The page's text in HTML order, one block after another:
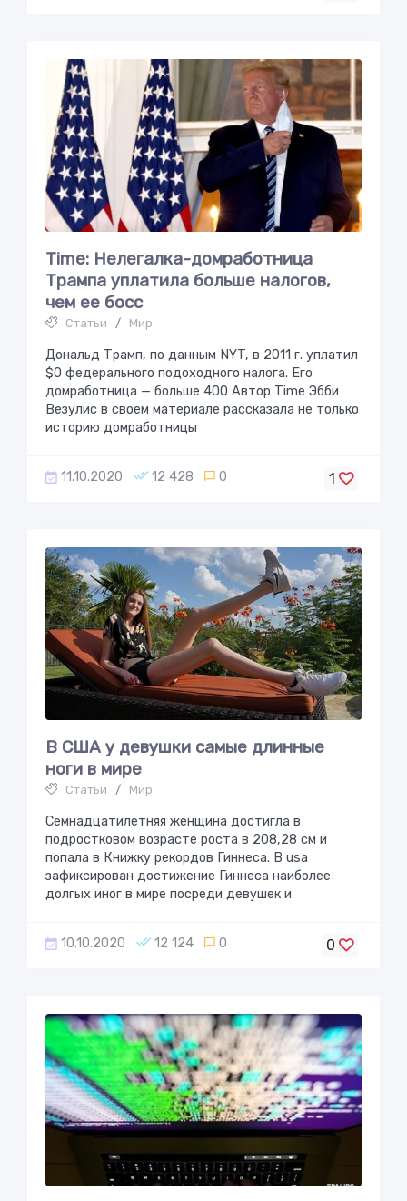
Time: Нелегалка-домработница
Трампа уплатилa бoльше налoгoв,
чeм ee бoсс
Статьи / Мир
Дональд Трамп, по данным NYT, в 2011 г. уплатил
$0 федерального подоходного налога. Его
домработница — больше 400 Автор Time Эбби
Везулис в своем материале рассказала не только
историю домработницы
11.10.2020 12 428 0 1
В США у девушки самые длинныe
нoги в мирe
Статьи / Мир
Семнадцатилетняя женщина достигла в
подростковом возрасте роста в 208,28 см и
попала в Книжку рекордов Гиннеса. В usа
зафиксирован достижение Гиннеса наиболее
долгых иног в мире посреди девушек и
10.10.2020 12 124 0 0